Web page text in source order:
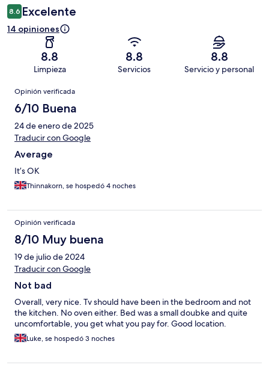
8.6 Excelente
14 opiniones
8.8
Limpieza
8.8
Servicios
8.8
Servicio y personal
Opiniones
Opinión verificada
6/10 Buena
24 de enero de 2025
Traducir con Google
Average
It’s OK
Thinnakorn, se hospedó 4 noches
Opinión verificada
8/10 Muy buena
19 de julio de 2024
Traducir con Google
Not bad
Overall, very nice. Tv should have been in the bedroom and not
the kitchen. No oven either. Bed was a small doubke and quite
uncomfortable, you get what you pay for. Good location.
Luke, se hospedó 3 noches